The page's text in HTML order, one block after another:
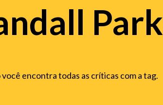
Park
você encontra todas as críticas com a tag.